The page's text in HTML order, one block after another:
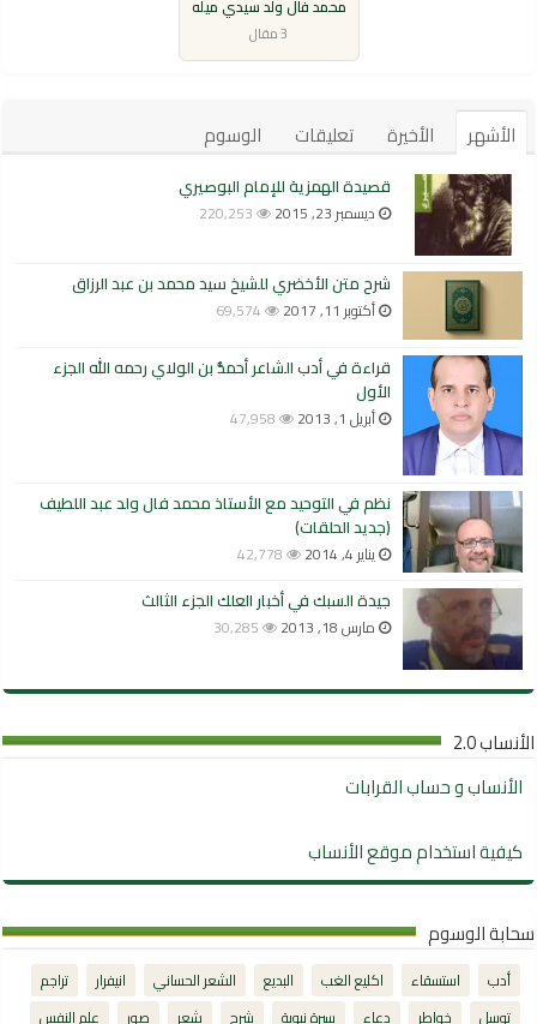
محمد فال ولد سيدي ميله
3 مقال
الأشهر الأخيرة تعليقات الوسوم
قصيدة الهمزية للإمام البوصيري
ديسمبر 23, 2015 220,253
شرح متن الأخضري للشيخ سيد محمد بن عبد الرزاق
أكتوبر 11, 2017 69,574
قراءة في أدب الشاعر أحمدُّ بن الولاي رحمه الله الجزء
الأول
أبريل 1, 2013 47,958
نظم في التوحيد مع الأستاذ محمد فال ولد عبد اللطيف
(جديد الحلقات)
يناير 4, 2014 42,778
جيدة السبك في أخبار العلك الجزء الثالث
مارس 18, 2013 30,285
الأنساب 2.0
الأنساب و حساب القرابات
كيفية استخدام موقع الأنساب
سحابة الوسوم
أدب استسقاء اكليع الغب البديع الشعر الحساني انيفرار
تراجم
توسل
خواطر دعاء سيرة نبوية شرح شعر صور
علم النفس